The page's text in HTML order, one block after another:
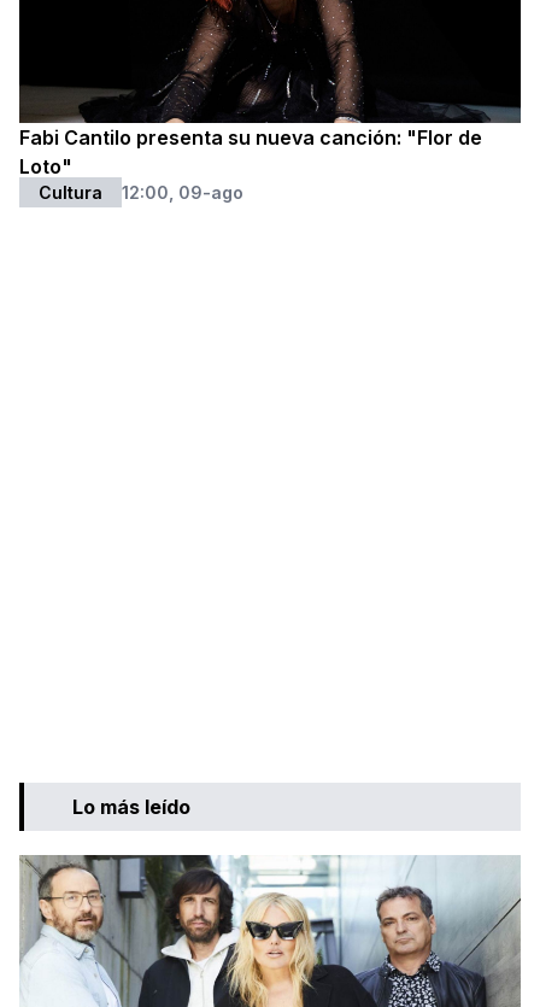
Fabi Cantilo presenta su nueva canción: "Flor de
Loto"
Cultura 12:00, 09-ago
Lo más leído